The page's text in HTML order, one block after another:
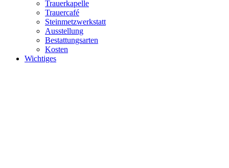
Trauerkapelle
Trauercafé
Steinmetzwerkstatt
Ausstellung
Bestattungsarten
Kosten
Wichtiges